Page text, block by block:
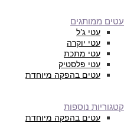
עטים ממותגים
עטי ג’ל
עטי יוקרה
עטי מתכת
עטי פלסטיק
עטים בהפקה מיוחדת
קטגוריות נוספות
עטים בהפקה מיוחדת